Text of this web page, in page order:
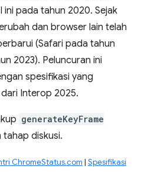
ini pada tahun 2020. Sejak
dan browser lain telah
(Safari pada tahun
2023). Peluncuran ini
spesifikasi yang
Interop 2025.
generateKeyFrame
tahap diskusi.
ChromeStatus.com | Spesifikasi